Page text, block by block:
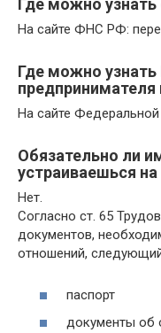
Где можно
На сайте ФНС РФ:
Где можно
На сайте
Обязательно ли
устраиваешься на
Нет.
Согласно ст. 65
документов,
отношений,
паспорт
документы об